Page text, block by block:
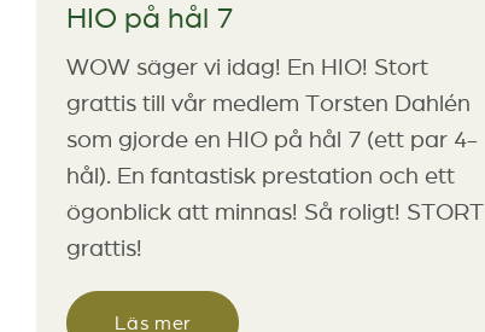
HIO på hål 7
WOW säger vi idag! En HIO! Stort
grattis till vår medlem Torsten Dahlén
som gjorde en HIO på hål 7 (ett par 4-
hål). En fantastisk prestation och ett
ögonblick att minnas! Så roligt! STORT
grattis!
Läs mer